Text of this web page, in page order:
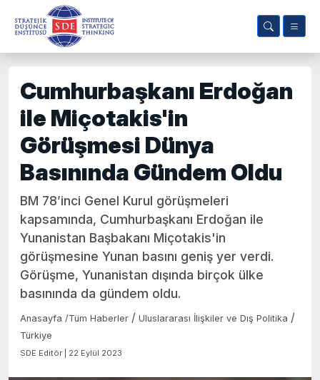
Cumhurbaşkanı Erdoğan
ile Miçotakis'in
Görüşmesi Dünya
Basınında Gündem Oldu
BM 78’inci Genel Kurul görüşmeleri
kapsamında, Cumhurbaşkanı Erdoğan ile
Yunanistan Başbakanı Miçotakis'in
görüşmesine Yunan basını geniş yer verdi.
Görüşme, Yunanistan dışında birçok ülke
basınında da gündem oldu.
Anasayfa /Tüm Haberler / Uluslararası İlişkiler ve Dış Politika /
Türkiye
SDE Editör | 22 Eylül 2023